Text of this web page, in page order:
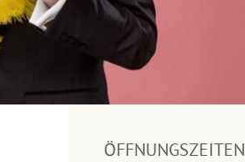
ÖFFNUNGSZEITEN